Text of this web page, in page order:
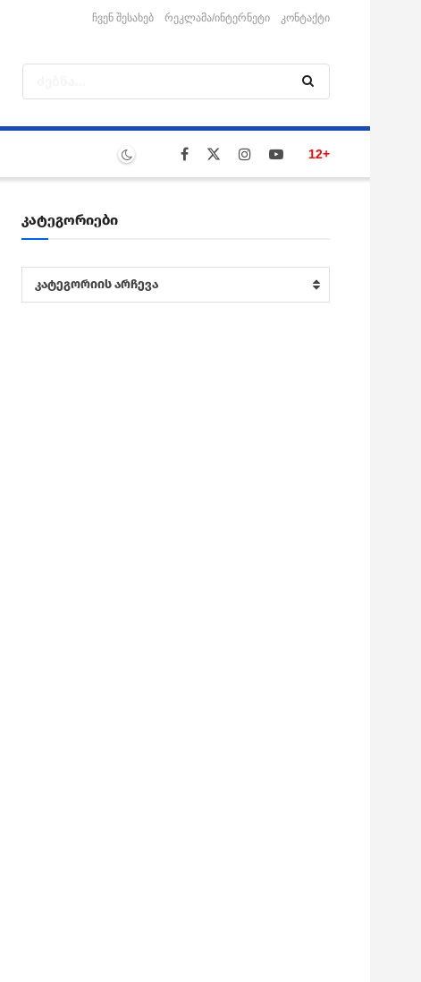
ჩვენ შესახებ რეკლამა/ინტერნეტი კონტაქტი
12+
კატეგორიები
კატეგორიები
კატეგორიის არჩევა